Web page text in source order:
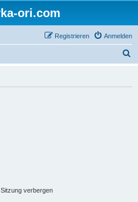
ori.com
Anmelden
Registrieren
verbergen